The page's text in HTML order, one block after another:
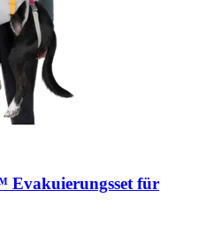
Evakuierungsset für